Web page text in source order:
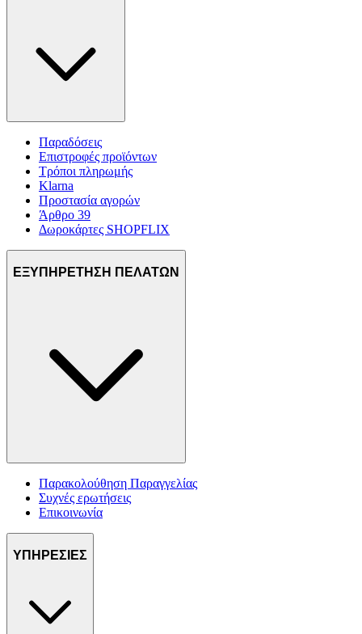
πληροφορίες σχετικά με την από μέρους σας χρήση της
τοποθεσίας μας στους συνεργάτες μέσων κοινωνικής
δικτύωσης, διαφημίσεων και ανάλυσης.
Παραδόσεις
Επιστροφές προϊόντων
Τρόποι πληρωμής
Klarna
Προστασία αγορών
Άρθρο 39
Δωροκάρτες SHOPFLIX
ΕΞΥΠΗΡΕΤΗΣΗ ΠΕΛΑΤΩΝ
Παρακολούθηση Παραγγελίας
Συχνές ερωτήσεις
Επικοινωνία
ΥΠΗΡΕΣΙΕΣ